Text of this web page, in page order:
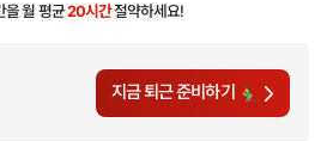
을 월 평균20시간절약하세요!
지금 퇴근 준비하기